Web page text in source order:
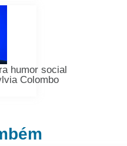
humor social
Colombo